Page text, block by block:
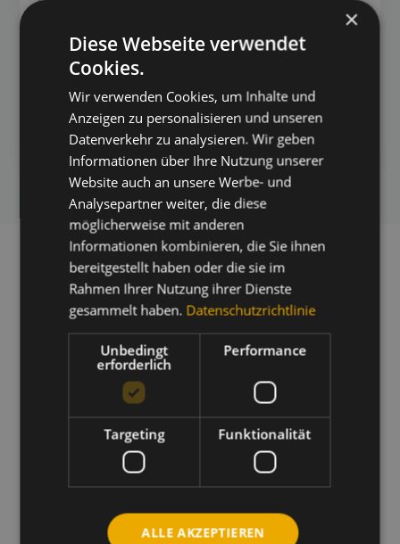
Terrassendielen und sonstige Außenbauteile: von
atmungsaktiven Lasuren über pigmentierte Öle bis hin zu
wetterfesten Beschichtungen. Sie schützen vor
Feuchtigkeit, UV-Strahlung, Schimmel und Vergrauung –
und erhalten die natürliche Schönheit des Holzes
langfristig. Für Neu- und Renovierungsanstriche, individuell
abgestimmt auf Holzart und Beanspruchung.
Beratung
Ihr Ansprechpartner für Holzbau
Fachberater Gartenholz
×
Diese Webseite verwendet
Cookies.
Wir verwenden Cookies, um Inhalte und
Anzeigen zu personalisieren und unseren
Datenverkehr zu analysieren. Wir geben
Informationen über Ihre Nutzung unserer
Website auch an unsere Werbe- und
Analysepartner weiter, die diese
möglicherweise mit anderen
Informationen kombinieren, die Sie ihnen
bereitgestellt haben oder die sie im
Rahmen Ihrer Nutzung ihrer Dienste
gesammelt haben. Datenschutzrichtlinie
Unbedingt
erforderlich
Performance
Targeting Funktionalität
ALLE AKZEPTIEREN